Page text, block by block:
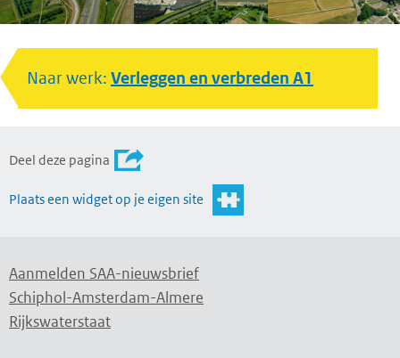
Naar werk: Verleggen en verbreden A1
Deel deze pagina
Plaats een widget op je eigen site
Aanmelden SAA-nieuwsbrief
Schiphol-Amsterdam-Almere
Rijkswaterstaat